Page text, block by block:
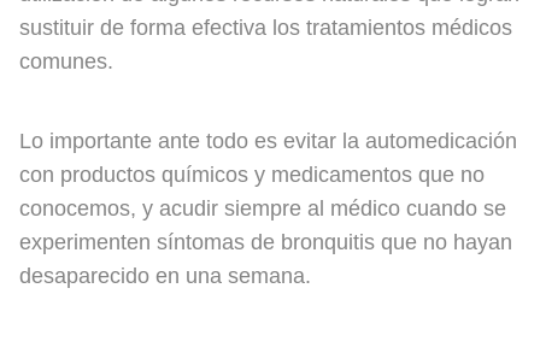
sustituir de forma efectiva los tratamientos médicos
comunes.
Lo importante ante todo es evitar la automedicación
con productos químicos y medicamentos que no
conocemos, y acudir siempre al médico cuando se
experimenten síntomas de bronquitis que no hayan
desaparecido en una semana.